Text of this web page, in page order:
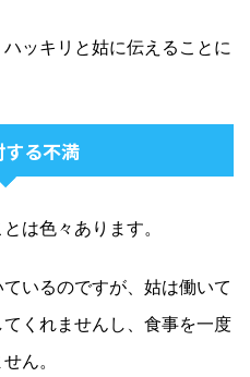
ッキリと姑に伝えることに
する不満
は色々あります。
いるのですが、姑は働いて
くれませんし、食事を一度
ん。